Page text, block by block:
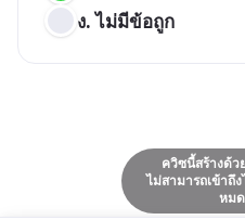
ง. ไม่มีข้อถูก
ควิซนี้สร้างด้ว
ไม่สามารถเข้าถึ
หม